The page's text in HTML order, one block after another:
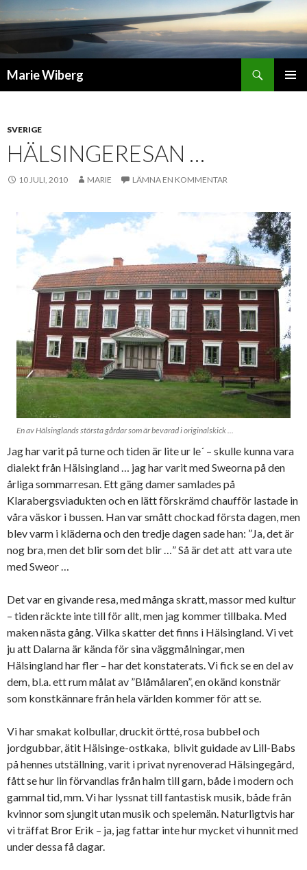
Marie Wiberg
SVERIGE
HÄLSINGERESAN …
10 JULI, 2010 MARIE LÄMNA EN KOMMENTAR
En av Hälsinglands största gårdar som är bevarad i originalskick ...
Jag har varit på turne och tiden är lite ur le´ – skulle kunna vara
dialekt från Hälsingland … jag har varit med Sweorna på den
årliga sommarresan. Ett gäng damer samlades på
Klarabergsviadukten och en lätt förskrämd chaufför lastade in
våra väskor i bussen. Han var smått chockad första dagen, men
blev varm i kläderna och den tredje dagen sade han: ”Ja, det är
nog bra, men det blir som det blir …” Så är det att att vara ute
med Sweor …
Det var en givande resa, med många skratt, massor med kultur
– tiden räckte inte till för allt, men jag kommer tillbaka. Med
maken nästa gång. Vilka skatter det finns i Hälsingland. Vi vet
ju att Dalarna är kända för sina väggmålningar, men
Hälsingland har fler – har det konstaterats. Vi fick se en del av
dem, bl.a. ett rum målat av ”Blåmålaren”, en okänd konstnär
som konstkännare från hela världen kommer för att se.
Vi har smakat kolbullar, druckit örtté, rosa bubbel och
jordgubbar, ätit Hälsinge-ostkaka, blivit guidade av Lill-Babs
på hennes utställning, varit i privat nyrenoverad Hälsingegård,
fått se hur lin förvandlas från halm till garn, både i modern och
gammal tid, mm. Vi har lyssnat till fantastisk musik, både från
kvinnor som sjungit utan musik och spelemän. Naturligtvis har
vi träffat Bror Erik – ja, jag fattar inte hur mycket vi hunnit med
under dessa få dagar.